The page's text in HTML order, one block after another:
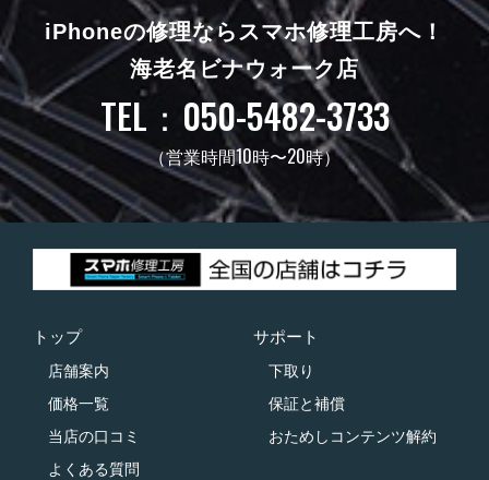
iPhoneの修理ならスマホ修理工房へ！
海老名ビナウォーク店
TEL：050-5482-3733
（営業時間10時〜20時）
トップ
店舗案内
価格一覧
当店の口コミ
よくある質問
サポート
下取り
保証と補償
おためしコンテンツ解約